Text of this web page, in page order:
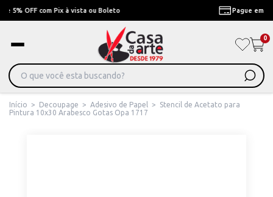
Pague em Até 6x sem juros ou ate 12x com juros
0
Início > Decoupage > Adesivo de Papel >
Stencil de Acetato para
Pintura 10x30 Arabesco Gotas Opa 1717